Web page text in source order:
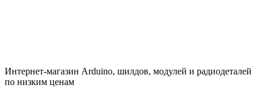
Интернет-магазин Arduino, шилдов, модулей и радиодеталей
по низким ценам